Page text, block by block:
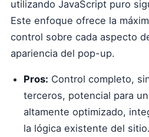
utilizando JavaScript puro
Este enfoque ofrece la
control sobre cada aspecto
apariencia del pop-up.
Pros: Control completo,
terceros, potencial para
altamente optimizado,
la lógica existente del sitio.